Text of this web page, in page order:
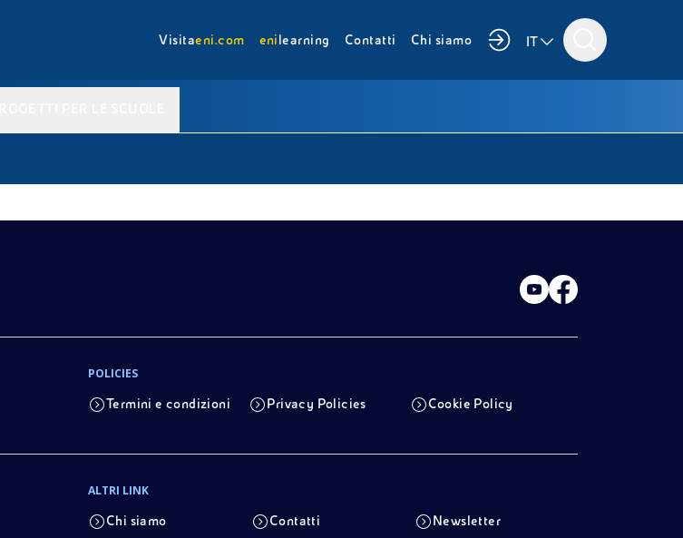
Visitaeni.com enilearning Contatti Chi siamo IT
POLICIES
Termini e condizioni Privacy Policies Cookie Policy
ALTRI LINK
Chi siamo Contatti Newsletter